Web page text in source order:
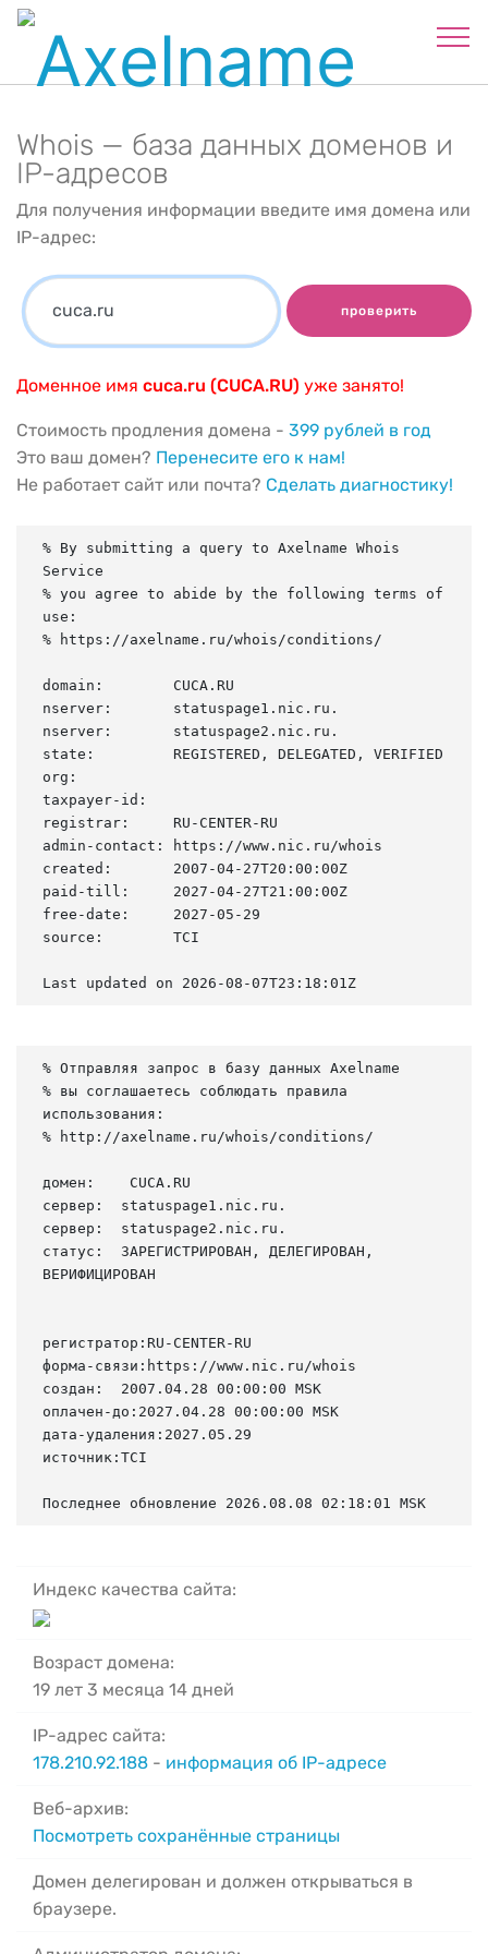
Whois — база данных доменов и
IP-адресов
Для получения информации введите имя домена или
IP-адрес:
проверить
Доменное имя cuca.ru (CUCA.RU) уже занято!
Стоимость продления домена - 399 рублей в год
Это ваш домен? Перенесите его к нам!
Не работает сайт или почта? Сделать диагностику!
% By submitting a query to Axelname Whois
Service
% you agree to abide by the following terms of
use:
% https://axelname.ru/whois/conditions/
domain:        CUCA.RU
nserver:       statuspage1.nic.ru.
nserver:       statuspage2.nic.ru.
state:         REGISTERED, DELEGATED, VERIFIED
org:
taxpayer-id:
registrar:     RU-CENTER-RU
admin-contact: https://www.nic.ru/whois
created:       2007-04-27T20:00:00Z
paid-till:     2027-04-27T21:00:00Z
free-date:     2027-05-29
source:        TCI
Last updated on 2026-08-07T23:18:01Z
% Отправляя запрос в базу данных Axelname
% вы соглашаетесь соблюдать правила
использования:
% http://axelname.ru/whois/conditions/
домен:    CUCA.RU
сервер:  statuspage1.nic.ru.
сервер:  statuspage2.nic.ru.
статус:  ЗАРЕГИСТРИРОВАН, ДЕЛЕГИРОВАН,
ВЕРИФИЦИРОВАН
регистратор:RU-CENTER-RU
форма-связи:https://www.nic.ru/whois
создан:  2007.04.28 00:00:00 MSK
оплачен-до:2027.04.28 00:00:00 MSK
дата-удаления:2027.05.29
источник:TCI
Последнее обновление 2026.08.08 02:18:01 MSK
Индекс качества сайта:
Возраст домена:
19 лет 3 месяца 14 дней
IP-адрес сайта:
178.210.92.188 - информация об IP-адресе
Веб-архив:
Посмотреть сохранённые страницы
Домен делегирован и должен открываться в
браузере.